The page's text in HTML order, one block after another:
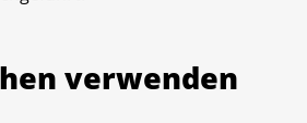
verwenden